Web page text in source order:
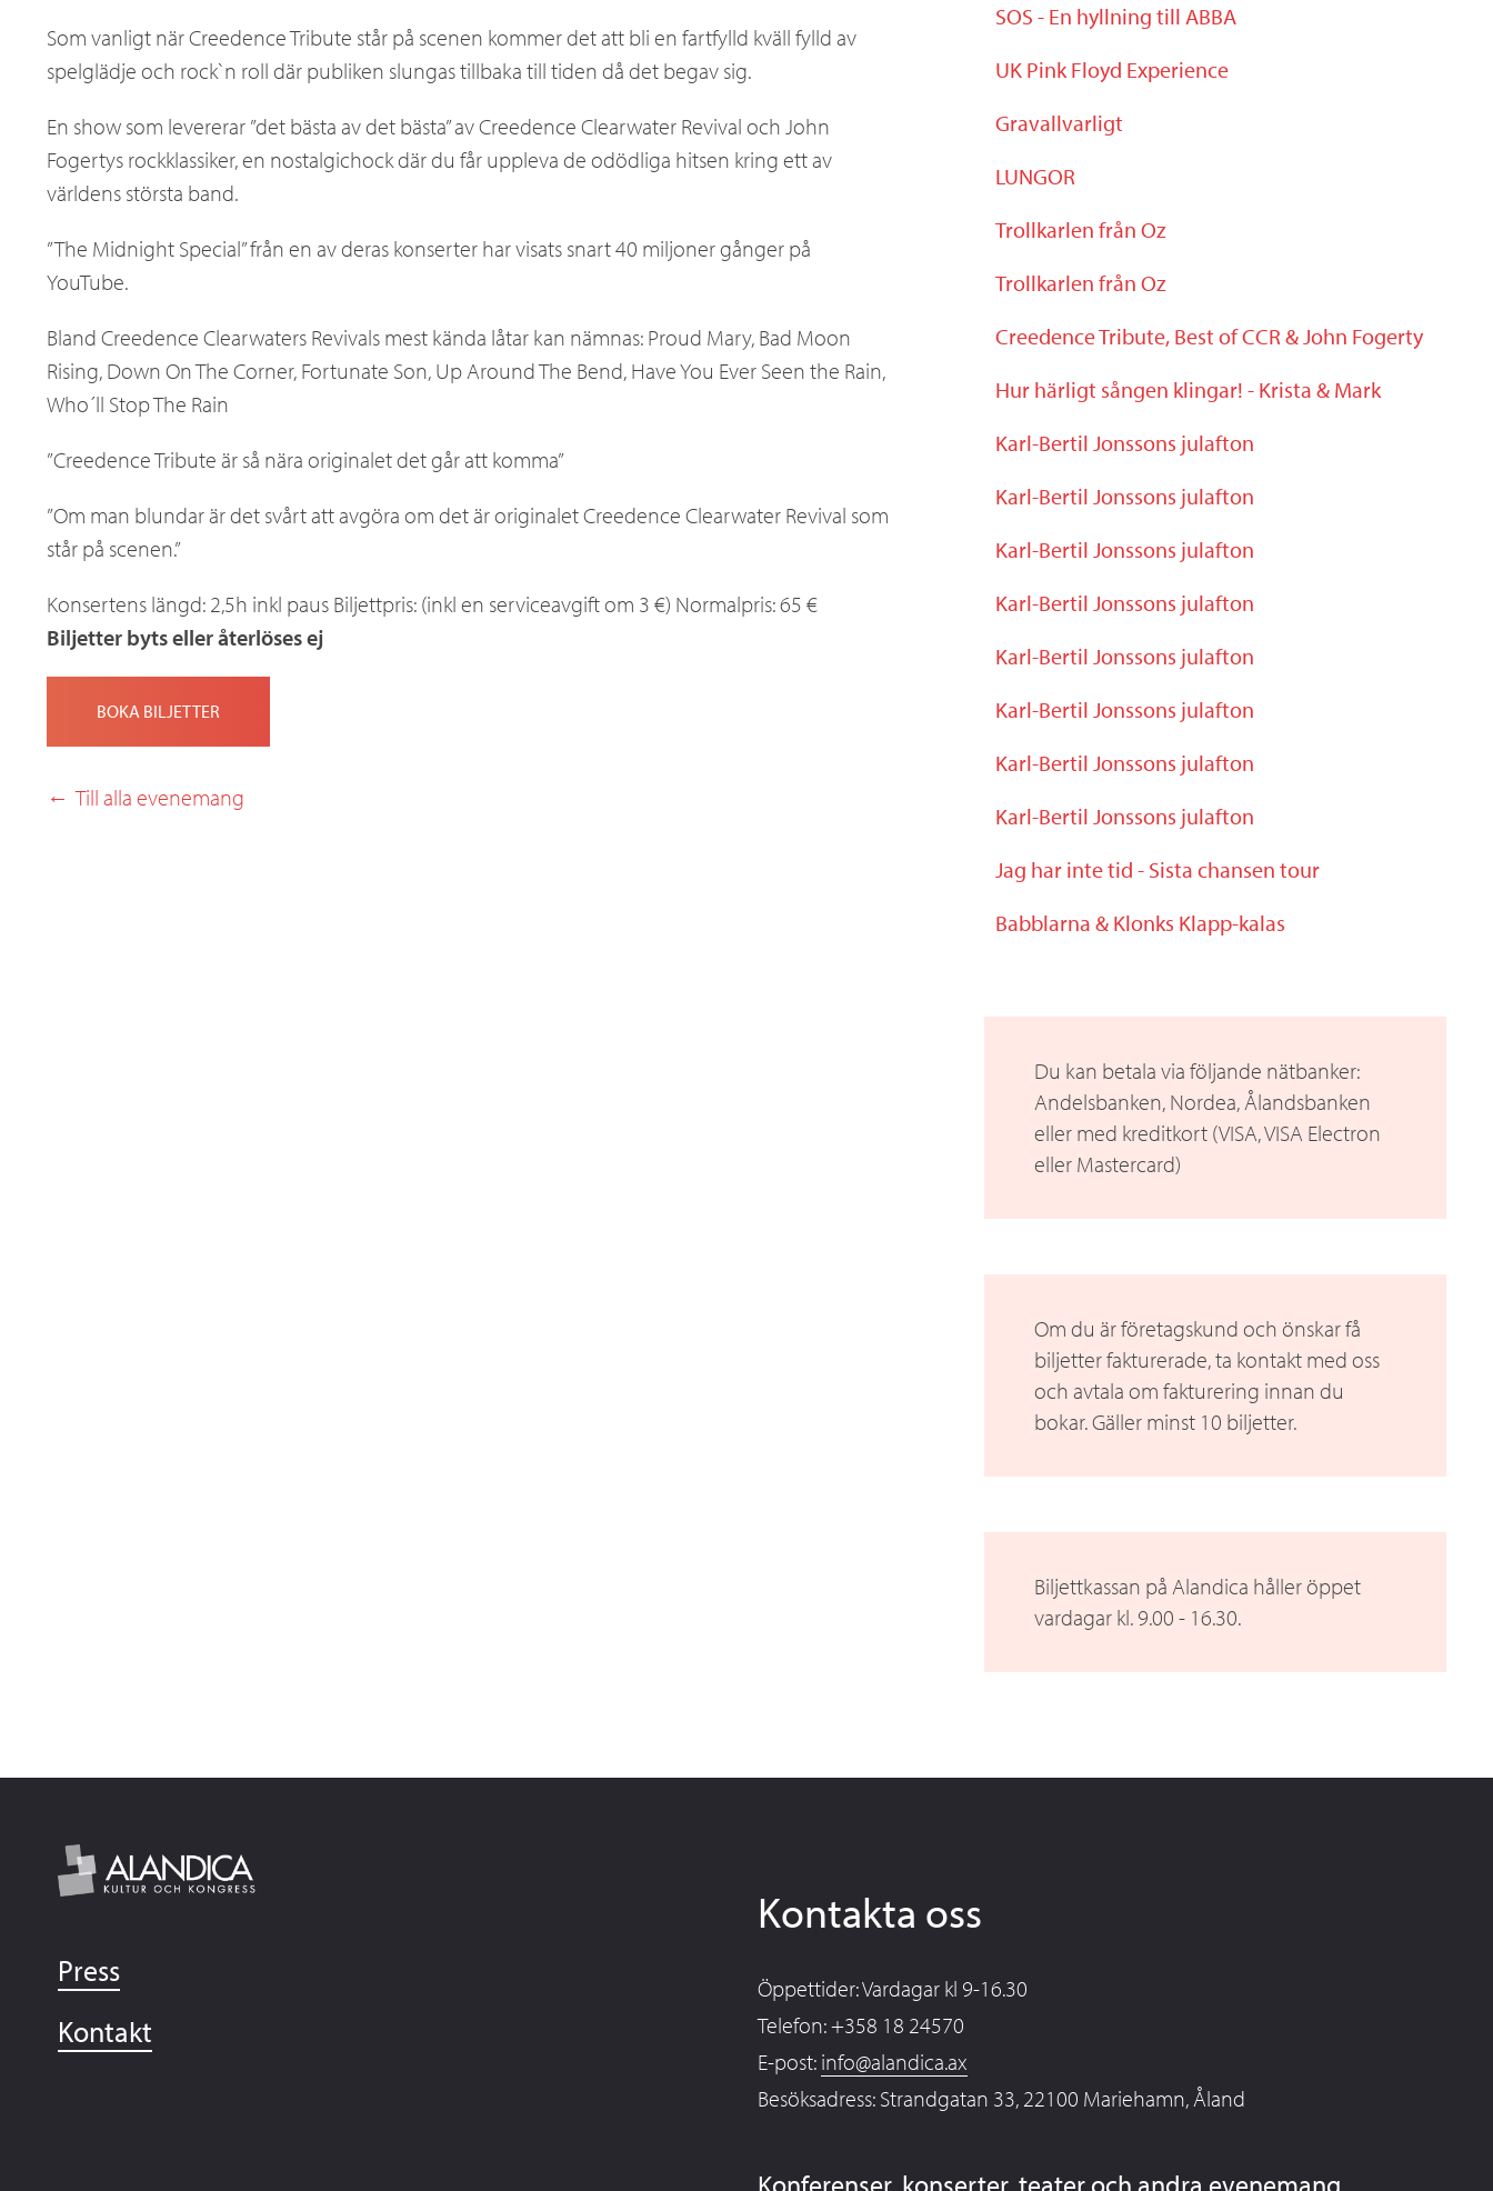
Som vanligt när Creedence Tribute står på scenen kommer det att bli en fartfylld kväll fylld av
spelglädje och rock`n roll där publiken slungas tillbaka till tiden då det begav sig.
En show som levererar ”det bästa av det bästa” av Creedence Clearwater Revival och John
Fogertys rockklassiker, en nostalgichock där du får uppleva de odödliga hitsen kring ett av
världens största band.
”The Midnight Special” från en av deras konserter har visats snart 40 miljoner gånger på
YouTube.
Bland Creedence Clearwaters Revivals mest kända låtar kan nämnas: Proud Mary, Bad Moon
Rising, Down On The Corner, Fortunate Son, Up Around The Bend, Have You Ever Seen the Rain,
Who´ll Stop The Rain
”Creedence Tribute är så nära originalet det går att komma”
”Om man blundar är det svårt att avgöra om det är originalet Creedence Clearwater Revival som
står på scenen.”
Konsertens längd: 2,5h inkl paus Biljettpris: (inkl en serviceavgift om 3 €) Normalpris: 65 €
Biljetter byts eller återlöses ej
BOKA BILJETTER
Till alla evenemang
SOS - En hyllning till ABBA
UK Pink Floyd Experience
Gravallvarligt
LUNGOR
Trollkarlen från Oz
Trollkarlen från Oz
Creedence Tribute, Best of CCR & John Fogerty
Hur härligt sången klingar! - Krista & Mark
Karl-Bertil Jonssons julafton
Karl-Bertil Jonssons julafton
Karl-Bertil Jonssons julafton
Karl-Bertil Jonssons julafton
Karl-Bertil Jonssons julafton
Karl-Bertil Jonssons julafton
Karl-Bertil Jonssons julafton
Karl-Bertil Jonssons julafton
Jag har inte tid - Sista chansen tour
Babblarna & Klonks Klapp-kalas
Du kan betala via följande nätbanker:
Andelsbanken, Nordea, Ålandsbanken
eller med kreditkort (VISA, VISA Electron
eller Mastercard)
Om du är företagskund och önskar få
biljetter fakturerade, ta kontakt med oss
och avtala om fakturering innan du
bokar. Gäller minst 10 biljetter.
Biljettkassan på Alandica håller öppet
vardagar kl. 9.00 - 16.30.
Kontakta oss
Öppettider: Vardagar kl 9-16.30
Telefon: +358 18 24570
E-post: info@alandica.ax
Besöksadress: Strandgatan 33, 22100 Mariehamn, Åland
Konferenser, konserter, teater och andra evenemang
Press
Kontakt